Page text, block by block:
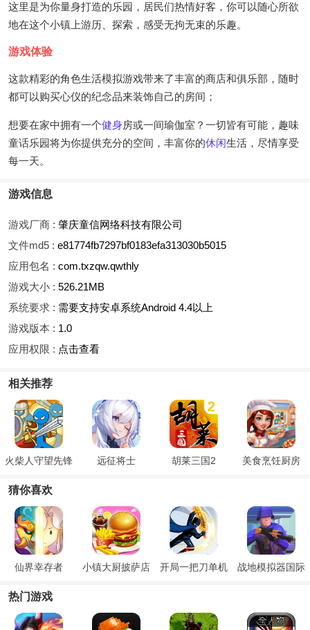
这里是为你量身打造的乐园，居民们热情好客，你可以随心所欲
地在这个小镇上游历、探索，感受无拘无束的乐趣。
游戏体验
这款精彩的角色生活模拟游戏带来了丰富的商店和俱乐部，随时
都可以购买心仪的纪念品来装饰自己的房间；
想要在家中拥有一个健身房或一间瑜伽室？一切皆有可能，趣味
童话乐园将为你提供充分的空间，丰富你的休闲生活，尽情享受
每一天。
游戏信息
游戏厂商 : 肇庆童信网络科技有限公司
文件md5 : e81774fb7297bf0183efa313030b5015
应用包名 : com.txzqw.qwthly
游戏大小 : 526.21MB
系统要求 : 需要支持安卓系统Android 4.4以上
游戏版本 : 1.0
应用权限 : 点击查看
相关推荐
火柴人守望先锋 远征将士 胡莱三国2 美食烹饪厨房
猜你喜欢
仙界幸存者 小镇大厨披萨店
开局一把刀单机
战地模拟器国际
热门游戏